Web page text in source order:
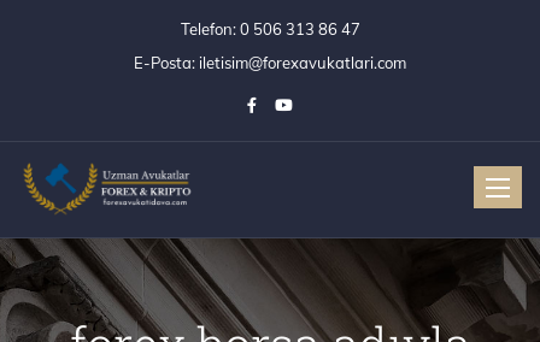
Telefon:0 506 313 86 47
E-Posta: iletisim@forexavukatlari.com